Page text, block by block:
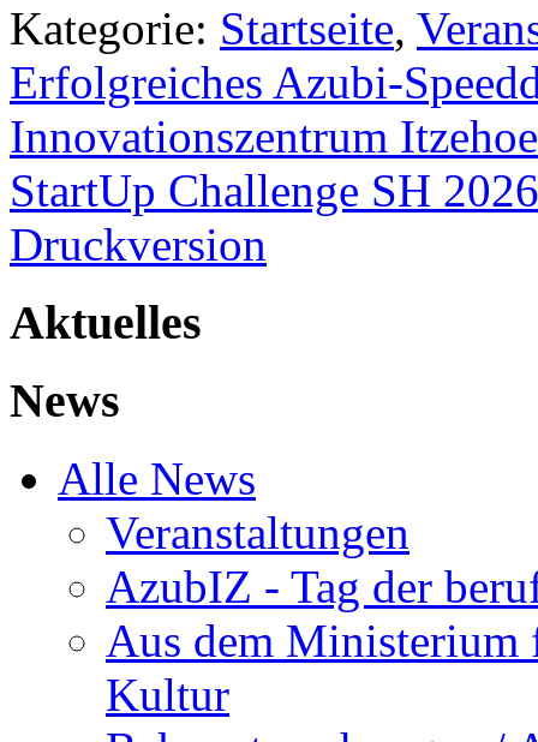
Kategorie: Startseite,
Erfolgreiches Azubi-
Innovationszentrum Itzehoe
StartUp Challenge SH 2026
Druckversion
Aktuelles
News
Alle News
Veranstaltungen
AzubIZ - Tag der
Aus dem Ministerium
Kultur